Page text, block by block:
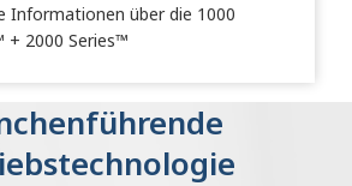
Guide Digital
Informationen über die 1000
+ 2000 Series™